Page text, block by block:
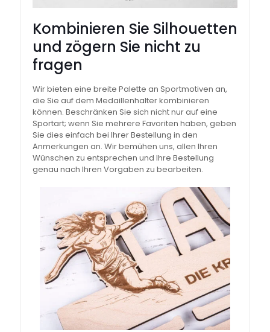
Kombinieren Sie Silhouetten
und zögern Sie nicht zu
fragen
Wir bieten eine breite Palette an Sportmotiven an,
die Sie auf dem Medaillenhalter kombinieren
können. Beschränken Sie sich nicht nur auf eine
Sportart; wenn Sie mehrere Favoriten haben, geben
Sie dies einfach bei Ihrer Bestellung in den
Anmerkungen an. Wir bemühen uns, allen Ihren
Wünschen zu entsprechen und Ihre Bestellung
genau nach Ihren Vorgaben zu bearbeiten.